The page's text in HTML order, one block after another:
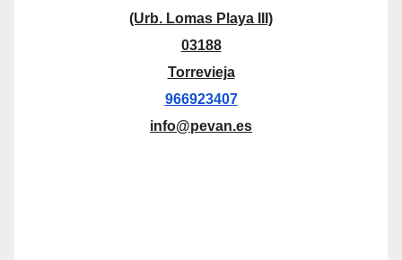
(Urb. Lomas Playa III)
03188
Torrevieja
966923407
info@pevan.es